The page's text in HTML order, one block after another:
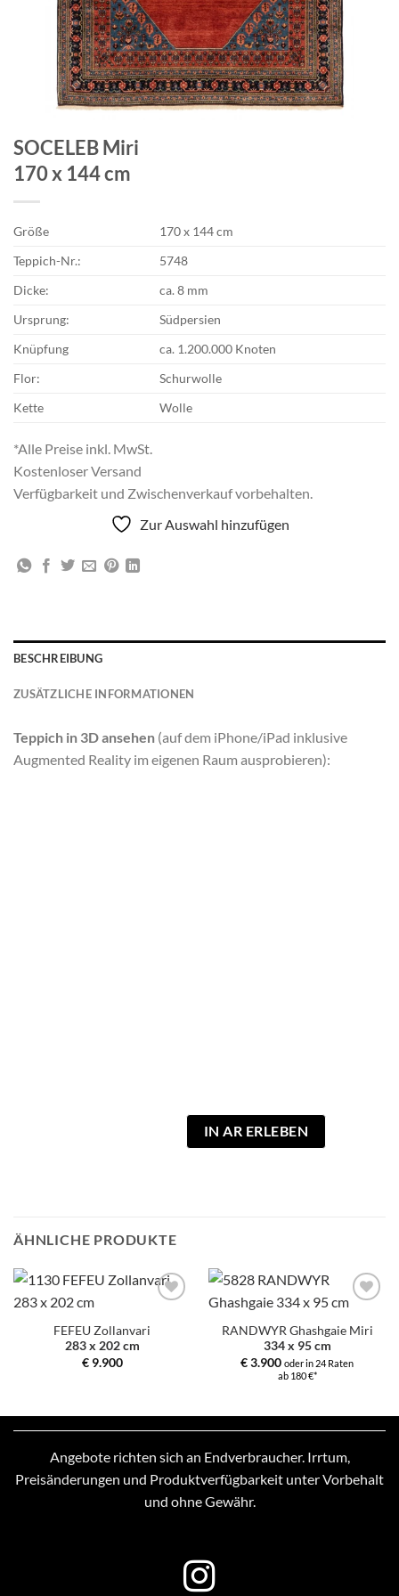
SOCELEB Miri
170 x 144 cm
Größe
170 x 144 cm
Teppich-Nr.:
5748
Dicke:
ca. 8 mm
Ursprung:
Südpersien
Knüpfung
ca. 1.200.000 Knoten
Flor:
Schurwolle
Kette
Wolle
*Alle Preise inkl. MwSt.
Kostenloser Versand
Verfügbarkeit und Zwischenverkauf vorbehalten.
Zur Auswahl hinzufügen
BESCHREIBUNG
ZUSÄTZLICHE INFORMATIONEN
Teppich in 3D ansehen (auf dem iPhone/iPad inklusive
Augmented Reality im eigenen Raum ausprobieren):
IN AR ERLEBEN
ÄHNLICHE PRODUKTE
Auswahl
hinzufügen
FEFEU Zollanvari
283 x 202 cm
€9.900
Auswahl
hinzufügen
RANDWYR Ghashgaie Miri
334 x 95 cm
€3.900 oder in 24 Raten
ab 180 €*
Angebote richten sich an Endverbraucher. Irrtum,
Preisänderungen und Produktverfügbarkeit unter Vorbehalt
und ohne Gewähr.